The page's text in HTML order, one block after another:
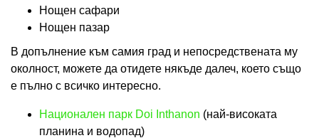
Нощен сафари
Нощен пазар
В допълнение към самия град и непосредствената му
околност, можете да отидете някъде далеч, което също
е пълно с всичко интересно.
Национален парк Doi Inthanon (най-високата
планина и водопад)